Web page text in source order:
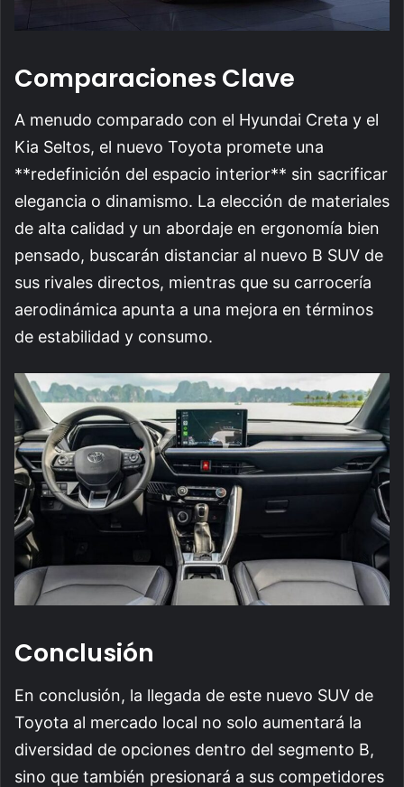
Comparaciones Clave
A menudo comparado con el Hyundai Creta y el
Kia Seltos, el nuevo Toyota promete una
**redefinición del espacio interior** sin sacrificar
elegancia o dinamismo. La elección de materiales
de alta calidad y un abordaje en ergonomía bien
pensado, buscarán distanciar al nuevo B SUV de
sus rivales directos, mientras que su carrocería
aerodinámica apunta a una mejora en términos
de estabilidad y consumo.
Conclusión
En conclusión, la llegada de este nuevo SUV de
Toyota al mercado local no solo aumentará la
diversidad de opciones dentro del segmento B,
sino que también presionará a sus competidores